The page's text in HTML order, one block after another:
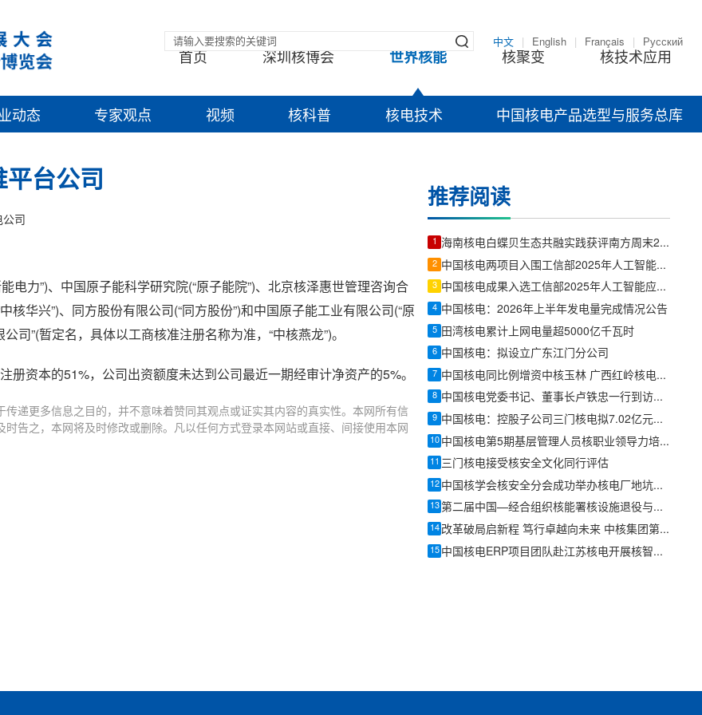
中文 English Français Русский
首页 深圳核博会 世界核能 核聚变 核技术应用
动态 专家观点 视频 核科普 核电技术 中国核电产品选型与服务总库
平台公司
司
电力”)、中国原子能科学研究院(“原子能院”)、北京核泽惠世管理咨询合
核华兴”)、同方股份有限公司(“同方股份”)和中国原子能工业有限公司(“原
司”(暂定名，具体以工商核准注册名称为准，“中核燕龙”)。
资本的51%，公司出资额度未达到公司最近一期经审计净资产的5%。
递更多信息之目的，并不意味着赞同其观点或证实其内容的真实性。本网所有信
告之，本网将及时修改或删除。凡以任何方式登录本网站或直接、间接使用本网
推荐阅读
1 海南核电白蝶贝生态共融实践获评南方周末2026年度ESG创新案例
2 中国核电两项目入围工信部2025年人工智能产业及赋能新型工业化创新任务揭榜挂帅清单
3 中国核电成果入选工信部2025年人工智能应用典型案例
4 中国核电：2026年上半年发电量完成情况公告
5 田湾核电累计上网电量超5000亿千瓦时
6 中国核电：拟设立广东江门分公司
7 中国核电同比例增资中核玉林 广西红岭核电项目前期工作提速
8 中国核电党委书记、董事长卢铁忠一行到访生态环境部核与辐射安全中心开展工作交流
9 中国核电：控股子公司三门核电拟7.02亿元向三门二核转让5、6号机组资产，6号机组计划年内开工
10 中国核电第5期基层管理人员核职业领导力培训在田湾核电开展
11 三门核电接受核安全文化同行评估
12 中国核学会核安全分会成功举办核电厂地坑滤网相关问题技术交流活动
13 第二届中国—经合组织核能署核设施退役与放射性废物管理国际交流会在海口成功举办
14 改革破局启新程 笃行卓越向未来 中核集团第四届上市公司集中投资者交流季开幕
15 中国核电ERP项目团队赴江苏核电开展核智枢换芯工程及EPM复制推广工作交流